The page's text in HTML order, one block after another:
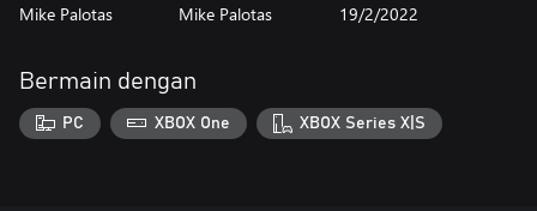
Mike Palotas Mike Palotas 19/2/2022
Bermain dengan
PC XBOX One XBOX Series X|S